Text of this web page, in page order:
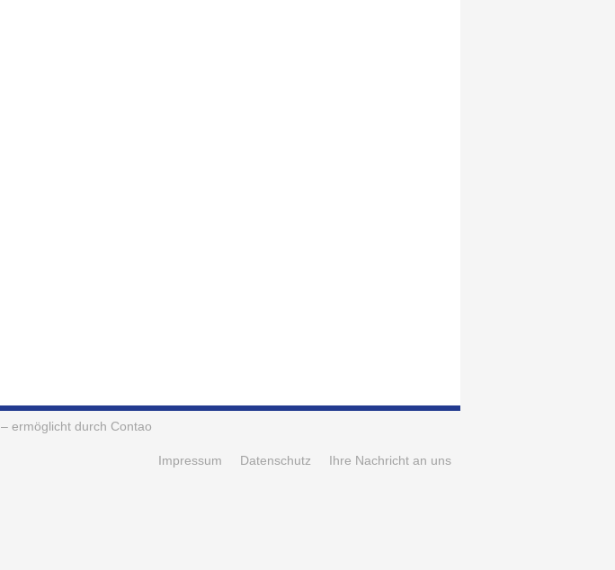
– ermöglicht durch Contao
Ihre Nachricht an uns
Datenschutz
Impressum